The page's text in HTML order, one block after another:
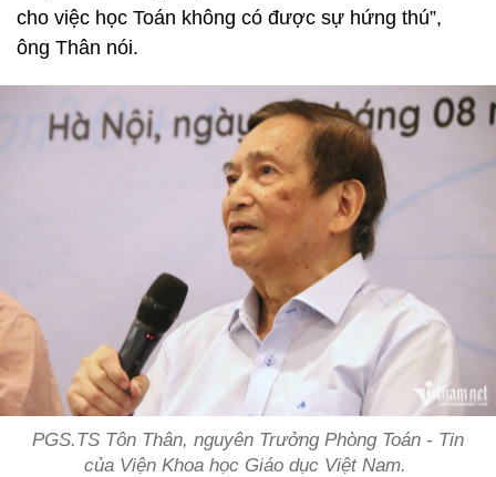
cho việc học Toán không có được sự hứng thú”,
ông Thân nói.
PGS.TS Tôn Thân, nguyên Trưởng Phòng Toán - Tin
của Viện Khoa học Giáo dục Việt Nam.